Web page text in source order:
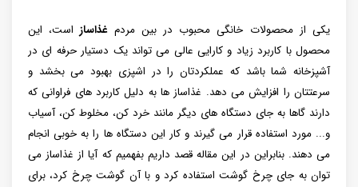
یکی از محصولات خانگی محبوب در بین مردمغذاسازاست، این
محصول با کاربرد زیاد و کارایی عالی می تواند یک دستیار حرفه ای در
آشپزخانه شما باشد که عملکردتان را در اشپزی بهبود می بخشد و
سرعتتان را افزایش می دهد. غذاساز ها به دلیل کاربرد های فراوانی که
دارند گاها به جای دستگاه های دیگر مانند خرد کن، مخلوط کن، آسیاب
و... مورد استفاده قرار می گیرند و کار این دستگاه ها را به خوبی انجام
می دهند. بنابراین در این مقاله قصد داریم بفهمیم که آیا از غذاساز می
توان به جای چرخ گوشت استفاده کرد و با آن گوشت چرخ کرد، برای